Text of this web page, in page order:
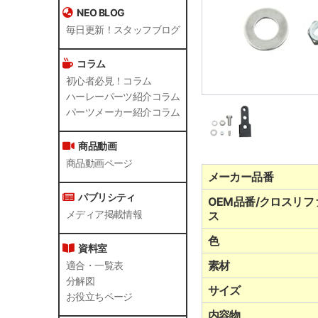
NEO BLOG
毎日更新！スタッフブログ
コラム
初心者必見！コラム
ハーレーパーツ紹介コラム
パーツメーカー紹介コラム
商品動画
商品動画ページ
パブリシティ
メディア掲載情報
資料室
適合・一覧表
分解図
お役立ちページ
メーカー品番
OEM品番/クロスリフ
ス
色
素材
サイズ
内容物